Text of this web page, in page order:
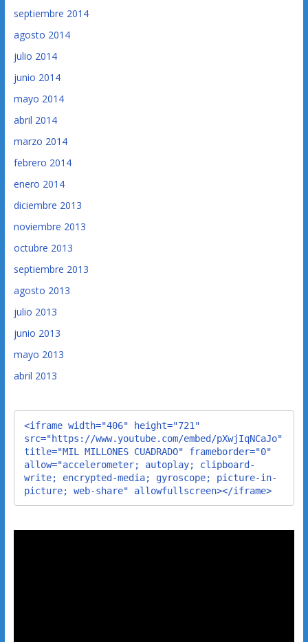
septiembre 2014
agosto 2014
julio 2014
junio 2014
mayo 2014
abril 2014
marzo 2014
febrero 2014
enero 2014
diciembre 2013
noviembre 2013
octubre 2013
septiembre 2013
agosto 2013
julio 2013
junio 2013
mayo 2013
abril 2013
<iframe width="406" height="721"
src="https://www.youtube.com/embed/pXwjIqNCaJo"
title="MIL MILLONES CUADRADO" frameborder="0"
allow="accelerometer; autoplay; clipboard-
write; encrypted-media; gyroscope; picture-in-
picture; web-share" allowfullscreen></iframe>